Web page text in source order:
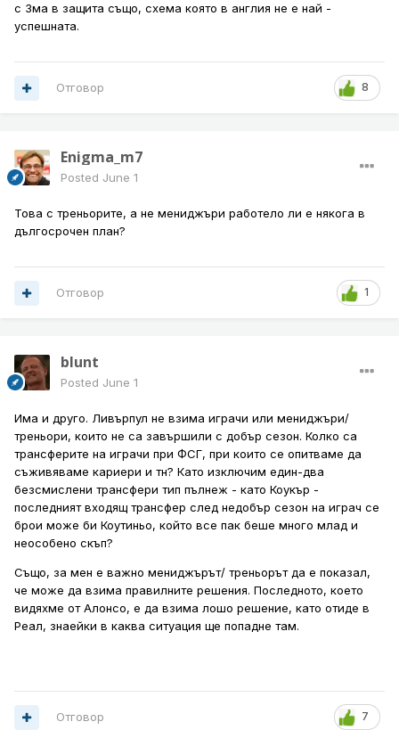
с 3ма в защита също, схема която в англия не е най -
успешната.
8
Отговор
Enigma_m7
Posted June 1
Това с треньорите, а не мениджъри работело ли е някога в
дългосрочен план?
1
Отговор
blunt
Posted June 1
Има и друго. Ливърпул не взима играчи или мениджъри/
треньори, които не са завършили с добър сезон. Колко са
трансферите на играчи при ФСГ, при които се опитваме да
съживяваме кариери и тн? Като изключим един-два
безсмислени трансфери тип пълнеж - като Коукър -
последният входящ трансфер след недобър сезон на играч се
брои може би Коутиньо, който все пак беше много млад и
неособено скъп?
Също, за мен е важно мениджърът/ треньорът да е показал,
че може да взима правилните решения. Последното, което
видяхме от Алонсо, е да взима лошо решение, като отиде в
Реал, знаейки в каква ситуация ще попадне там.
7
Отговор